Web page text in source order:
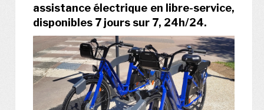
assistance électrique en libre-service,
disponibles 7 jours sur 7, 24h/24.